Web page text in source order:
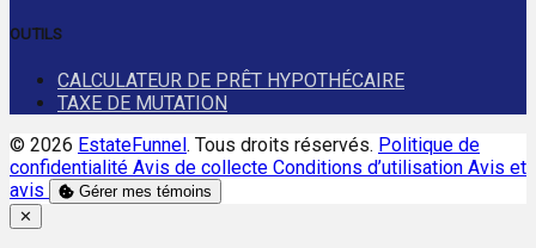
OUTILS
CALCULATEUR DE PRÊT HYPOTHÉCAIRE
TAXE DE MUTATION
© 2026 EstateFunnel . Tous droits réservés. Politique de
confidentialité Avis de collecte Conditions d’utilisation Avis et
avis
Gérer mes témoins
Close
✕